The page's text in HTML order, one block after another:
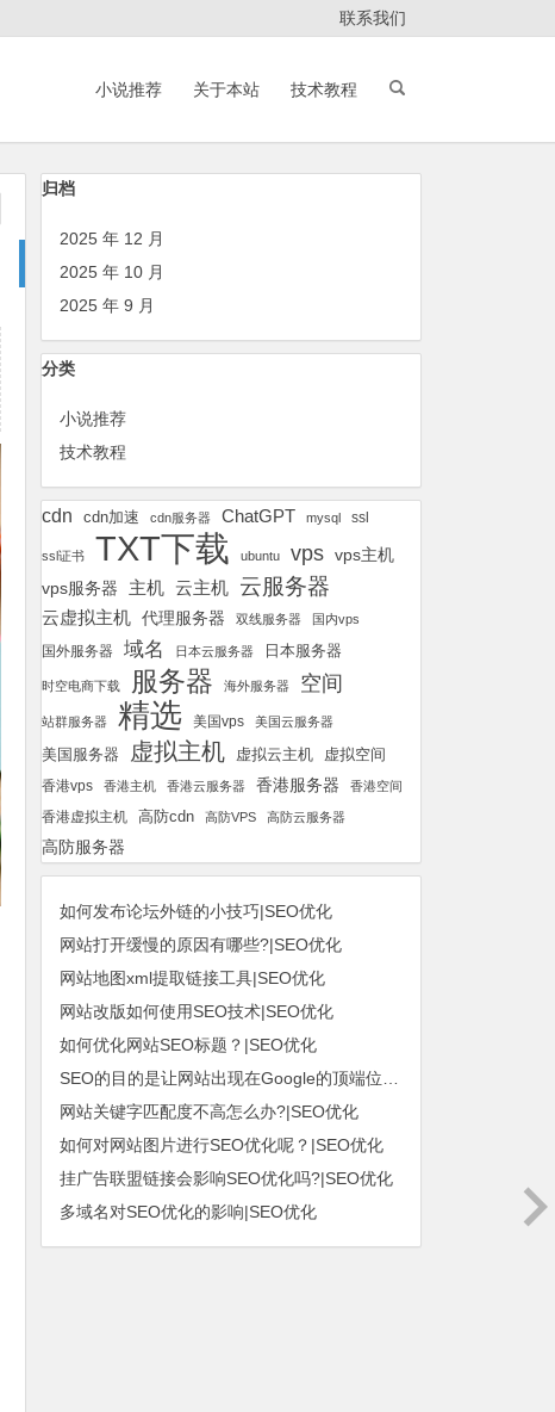
联系我们
小说推荐 关于本站 技术教程
归档
2025 年 12 月
2025 年 10 月
2025 年 9 月
分类
小说推荐
技术教程
cdn cdn加速 cdn服务器 ChatGPT mysql ssl
ssl证书 TXT下载 ubuntu vps vps主机
vps服务器
主机 云主机 云服务器
云虚拟主机 代理服务器 双线服务器 国内vps
国外服务器 域名 日本云服务器 日本服务器
时空电商下载 服务器 海外服务器 空间
站群服务器 精选 美国vps 美国云服务器
美国服务器 虚拟主机 虚拟云主机 虚拟空间
香港vps 香港主机 香港云服务器 香港服务器 香港空间
香港虚拟主机 高防cdn 高防VPS 高防云服务器
高防服务器
如何发布论坛外链的小技巧|SEO优化
网站打开缓慢的原因有哪些?|SEO优化
网站地图xml提取链接工具|SEO优化
网站改版如何使用SEO技术|SEO优化
如何优化网站SEO标题？|SEO优化
网站关键字匹配度不高怎么办?|SEO优化
如何对网站图片进行SEO优化呢？|SEO优化
挂广告联盟链接会影响SEO优化吗?|SEO优化
多域名对SEO优化的影响|SEO优化